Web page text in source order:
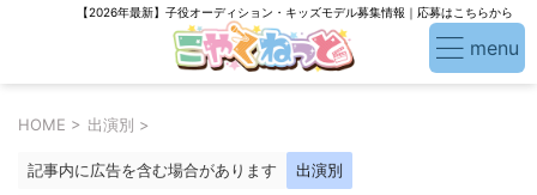
【2026年最新】子役オーディション・キッズモデル募集情報｜応募はこちらから
HOME > 出演別 >
記事内に広告を含む場合があります 出演別